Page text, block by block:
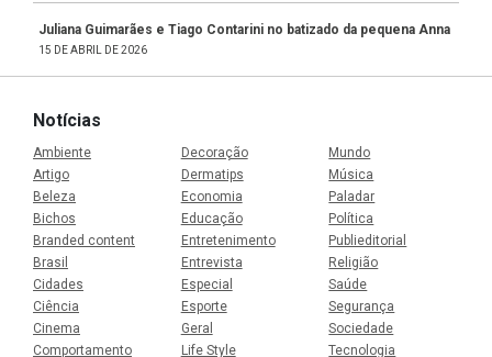
Juliana Guimarães e Tiago Contarini no batizado da pequena Anna
15 DE ABRIL DE 2026
Notícias
Ambiente
Artigo
Beleza
Bichos
Branded content
Brasil
Cidades
Ciência
Cinema
Comportamento
Decoração
Dermatips
Economia
Educação
Entretenimento
Entrevista
Especial
Esporte
Geral
Life Style
Mundo
Música
Paladar
Política
Publieditorial
Religião
Saúde
Segurança
Sociedade
Tecnologia